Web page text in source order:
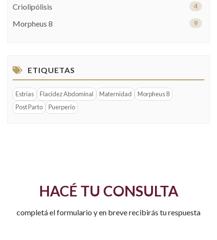
Criolipólisis 4
Morpheus 8 9
ETIQUETAS
Estrías Flacidez Abdominal Maternidad
Morpheus 8
Post Parto
Puerperio
HACÉ TU CONSULTA
completá el formulario y en breve recibirás tu respuesta